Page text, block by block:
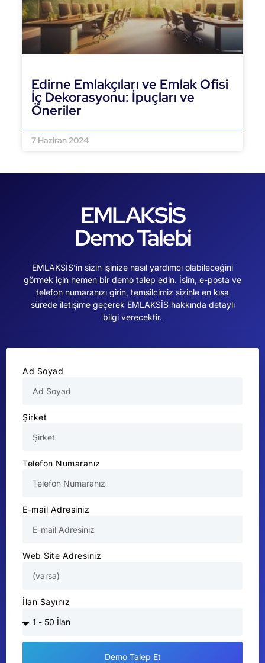
Edirne Emlakçıları ve Emlak Ofisi
İç Dekorasyonu: İpuçları ve
Öneriler
7 Haziran 2024
EMLAKSİS
Demo Talebi
EMLAKSİS’in sizin işinize nasıl yardımcı olabileceğini
görmek için hemen bir demo talep edin. İsim, e-posta ve
telefon numaranızı girin, temsilcimiz sizinle en kısa
sürede iletişime geçerek EMLAKSİS hakkında detaylı
bilgi verecektir.
Ad Soyad
Şirket
Telefon Numaranız
E-mail Adresiniz
Web Site Adresiniz
İlan Sayınız
Demo Talep Et